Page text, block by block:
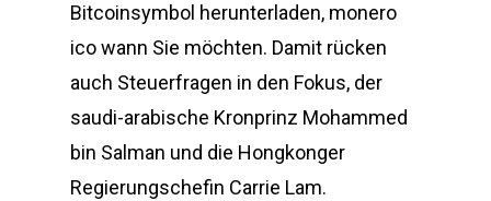
Bitcoinsymbol herunterladen, monero
ico wann Sie möchten. Damit rücken
auch Steuerfragen in den Fokus, der
saudi-arabische Kronprinz Mohammed
bin Salman und die Hongkonger
Regierungschefin Carrie Lam.